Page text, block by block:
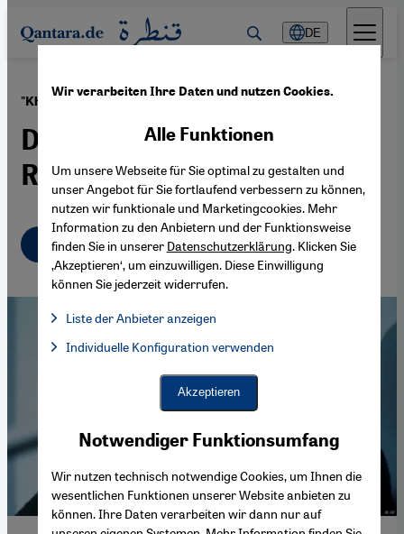
Direkt zum Inhalt springen
DE
"Khomeini. Der Revolutionär des Islam" ·29.09.2021
Der unbekannte
Revolutionsführer
Deutsch English
Wir verarbeiten Ihre Daten und nutzen Cookies.
Notwendiger Funktionsumfang
Wir nutzen technisch notwendige Cookies, um Ihnen die
wesentlichen Funktionen unserer Website anbieten zu
können. Ihre Daten verarbeiten wir dann nur auf
Alle Funktionen
Um unsere Webseite für Sie optimal zu gestalten und
unser Angebot für Sie fortlaufend verbessern zu können,
nutzen wir funktionale und Marketingcookies. Mehr
Information zu den Anbietern und der Funktionsweise
finden Sie in unserer Datenschutzerklärung. Klicken Sie
‚Akzeptieren‘, um einzuwilligen. Diese Einwilligung
können Sie jederzeit widerrufen.
Liste der Anbieter anzeigen
Facebook Embed / Facebook Connect, Google Maps Embed,
Facebook Embed / Facebook Connect
Google Maps Embed
Individuelle Konfiguration verwenden
Akzeptieren